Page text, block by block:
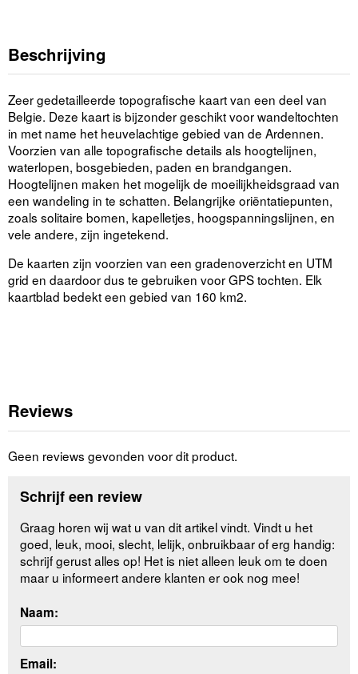
Beschrijving
Zeer gedetailleerde topografische kaart van een deel van
Belgie. Deze kaart is bijzonder geschikt voor wandeltochten
in met name het heuvelachtige gebied van de Ardennen.
Voorzien van alle topografische details als hoogtelijnen,
waterlopen, bosgebieden, paden en brandgangen.
Hoogtelijnen maken het mogelijk de moeilijkheidsgraad van
een wandeling in te schatten. Belangrijke oriëntatiepunten,
zoals solitaire bomen, kapelletjes, hoogspanningslijnen, en
vele andere, zijn ingetekend.
De kaarten zijn voorzien van een gradenoverzicht en UTM
grid en daardoor dus te gebruiken voor GPS tochten. Elk
kaartblad bedekt een gebied van 160 km2.
Reviews
Geen reviews gevonden voor dit product.
Schrijf een review
Graag horen wij wat u van dit artikel vindt. Vindt u het
goed, leuk, mooi, slecht, lelijk, onbruikbaar of erg handig:
schrijf gerust alles op! Het is niet alleen leuk om te doen
maar u informeert andere klanten er ook nog mee!
Naam:
Email: